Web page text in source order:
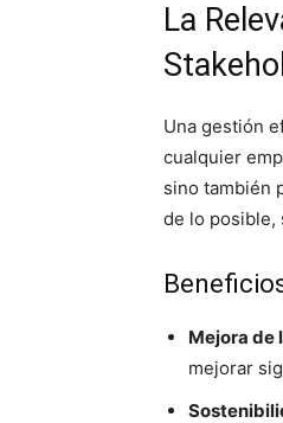
La
Una gestión
cualquier
sino también
de lo posible,
Mejora de
mejorar